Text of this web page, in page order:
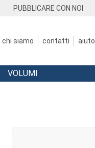
PUBBLICARE CON NOI
chi siamo contatti aiuto
VOLUMI